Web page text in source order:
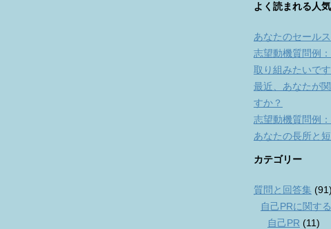
よく読まれる人
あなたのセール
志望動機質問例
取り組みたいです
最近、あなたが
すか？
志望動機質問例
あなたの長所と
カテゴリー
質問と回答集 (91)
自己PRに関す
自己PR (11)